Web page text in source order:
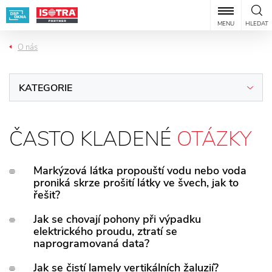
HLEDAT
MENU
O nás
KATEGORIE
ČASTO KLADENÉ OTÁZKY
Markýzová látka propouští vodu nebo voda
proniká skrze prošití látky ve švech, jak to
řešit?
Vodopropustnost markýzové látky je rozdílná v
závislosti na použitém materiálu. I v případě, že jde o
tzv. nepropustné materiály (např. u košových markýz),
Jak se chovají pohony při výpadku
elektrického proudu, ztratí se
naprogramovaná data?
Při výpadku elektrického proudu pohon zůstane ve
Jak se čistí lamely vertikálních žaluzií?